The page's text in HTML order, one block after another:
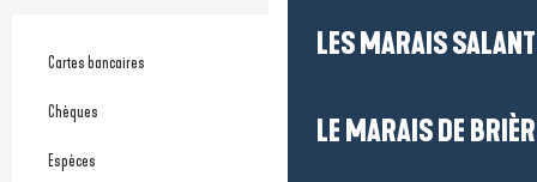
LES MARAIS
LE MARAIS DE
Cartes bancaires
Chèques
Espèces